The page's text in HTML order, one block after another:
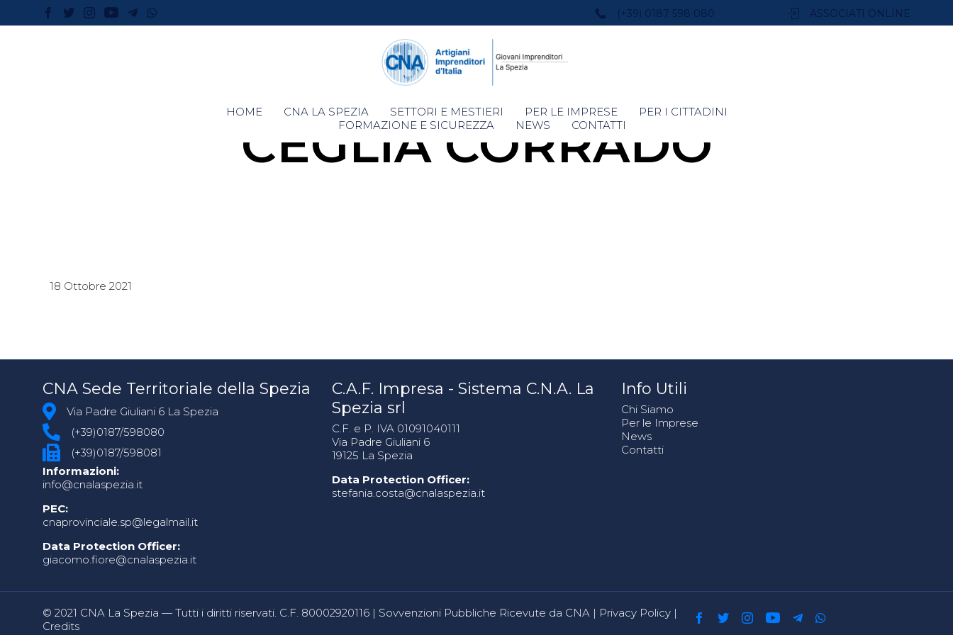
(+39) 0187 598 080 ASSOCIATI ONLINE
Skip
to
HOME CNA LA SPEZIA SETTORI E MESTIERI PER LE IMPRESE
PER I CITTADINI
FORMAZIONE E SICUREZZA
NEWS CONTATTI
CEGLIA CORRADO
18 Ottobre 2021
CNA Sede Territoriale della Spezia
Via Padre Giuliani 6 La Spezia
(+39)0187/598080
(+39)0187/598081
Informazioni:
info@cnalaspezia.it
PEC:
cnaprovinciale.sp@legalmail.it
Data Protection Officer:
giacomo.fiore@cnalaspezia.it
C.A.F. Impresa - Sistema C.N.A. La
Spezia srl
C.F. e P. IVA 01091040111
Via Padre Giuliani 6
19125 La Spezia
Data Protection Officer:
stefania.costa@cnalaspezia.it
Info Utili
Chi Siamo
Per le Imprese
News
Contatti
© 2021 CNA La Spezia — Tutti i diritti riservati. C.F. 80002920116 | Sovvenzioni Pubbliche Ricevute da CNA | Privacy Policy |
Credits